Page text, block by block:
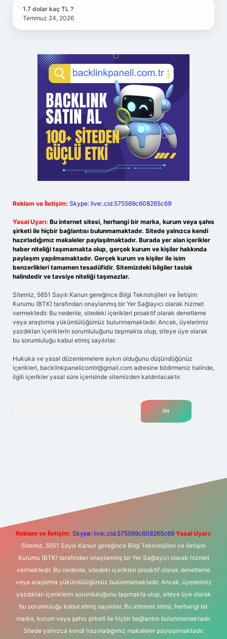
1.7 dolar kaç TL ?
Temmuz 24, 2026
Reklam ve İletişim: Skype: live:.cid.575569c608265c69
Yasal Uyarı: Bu internet sitesi, herhangi bir marka, kurum veya şahıs
şirketi ile hiçbir bağlantısı bulunmamaktadır. Sitede yalnızca kendi
hazırladığımız makaleler paylaşılmaktadır. Burada yer alan içerikler
haber niteliği taşımamakta olup, gerçek kurum ve kişiler hakkında
paylaşım yapılmamaktadır. Gerçek kurum ve kişiler ile isim
benzerlikleri tamamen tesadüfidir. Sitemizdeki bilgiler taslak
halindedir ve tavsiye niteliği taşımazlar.
Sitemiz, 5651 Sayılı Kanun gereğince Bilgi Teknolojileri ve İletişim
Kurumu (BTK) tarafından onaylanmış bir Yer Sağlayıcı olarak hizmet
vermektedir. Bu nedenle, sitedeki içerikleri proaktif olarak denetleme
veya araştırma yükümlülüğümüz bulunmamaktadır. Ancak, üyelerimiz
yazdıkları içeriklerin sorumluluğunu taşımakta olup, siteye üye olarak
bu sorumluluğu kabul etmiş sayılırlar.
Hukuka ve yasal düzenlemelere aykırı olduğunu düşündüğünüz
içerikleri, backlinkpanelicomtr@gmail.com adresine bildirmeniz halinde,
ilgili içerikler yasal süre içerisinde sitemizden kaldırılacaktır.
m elexbet
Reklam ve İletişim: Skype: live:.cid.575569c608265c69 Yasal Uyarı:
Sitemiz, 5651 Sayılı Kanun gereğince Bilgi Teknolojileri ve İletişim
Kurumu (BTK) tarafından onaylanmış bir Yer Sağlayıcı olarak hizmet
vermektedir. Bu nedenle, sitedeki içerikleri proaktif olarak denetleme
veya araştırma yükümlülüğümüz bulunmamaktadır. Ancak, üyelerimiz
yazdıkları içeriklerin sorumluluğunu taşımakta olup, siteye üye olarak
bu sorumluluğu kabul etmiş sayılırlar. Bu internet sitesi, herhangi bir
marka, kurum veya şahıs şirketi ile hiçbir bağlantısı bulunmamaktadır.
Sitede yalnızca kendi hazırladığımız makaleler paylaşılmaktadır.